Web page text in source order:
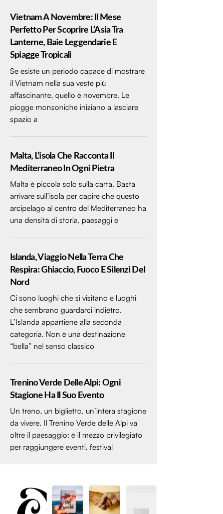
Vietnam A Novembre: Il Mese
Perfetto Per Scoprire L’Asia Tra
Lanterne, Baie Leggendarie E
Spiagge Tropicali
Se esiste un periodo capace di mostrare
il Vietnam nella sua veste più
affascinante, quello è novembre. Le
piogge monsoniche iniziano a lasciare
spazio a
Malta, L’isola Che Racconta Il
Mediterraneo In Ogni Pietra
Malta è piccola solo sulla carta. Basta
arrivare sull’isola per capire che questo
arcipelago al centro del Mediterraneo ha
una densità di storia, paesaggi e
Islanda, Viaggio Nella Terra Che
Respira: Ghiaccio, Fuoco E Silenzi Del
Nord
Ci sono luoghi che si visitano e luoghi
che sembrano guardarci indietro.
L’Islanda appartiene alla seconda
categoria. Non è una destinazione
“bella” nel senso classico
Trenino Verde Delle Alpi: Ogni
Stagione Ha Il Suo Evento
Un treno, un biglietto, un’intera stagione
da vivere. Il Trenino Verde delle Alpi va
oltre il paesaggio: è il mezzo privilegiato
per raggiungere eventi, festival